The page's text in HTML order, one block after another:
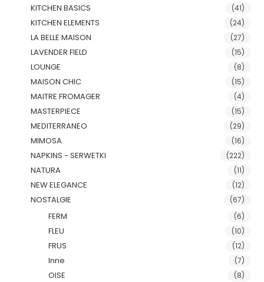
KITCHEN BASICS (41)
KITCHEN ELEMENTS (24)
LA BELLE MAISON (27)
LAVENDER FIELD (15)
LOUNGE (8)
MAISON CHIC (15)
MAITRE FROMAGER (4)
MASTERPIECE (15)
MEDITERRANEO (29)
MIMOSA (16)
NAPKINS - SERWETKI (222)
NATURA (11)
NEW ELEGANCE (12)
NOSTALGIE (67)
FERM (6)
FLEU (10)
FRUS (12)
Inne (7)
OISE (8)